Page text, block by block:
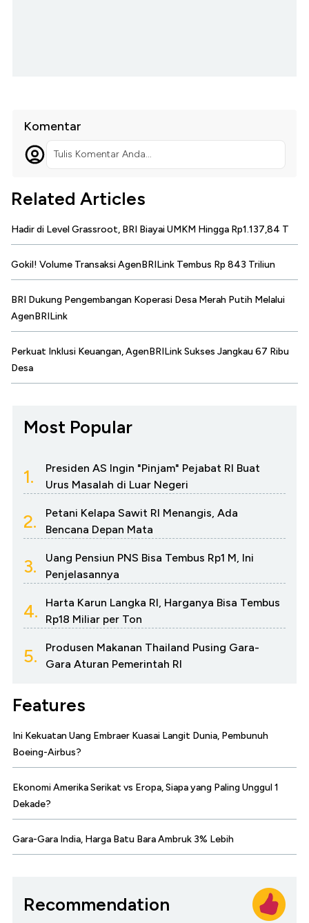
Komentar
Tulis Komentar Anda...
Related Articles
Hadir di Level Grassroot, BRI Biayai UMKM Hingga Rp1.137,84 T
Gokil! Volume Transaksi AgenBRILink Tembus Rp 843 Triliun
BRI Dukung Pengembangan Koperasi Desa Merah Putih Melalui
AgenBRILink
Perkuat Inklusi Keuangan, AgenBRILink Sukses Jangkau 67 Ribu
Desa
Most Popular
1.
Presiden AS Ingin "Pinjam" Pejabat RI Buat
Urus Masalah di Luar Negeri
2.
Petani Kelapa Sawit RI Menangis, Ada
Bencana Depan Mata
3.
Uang Pensiun PNS Bisa Tembus Rp1 M, Ini
Penjelasannya
4.
Harta Karun Langka RI, Harganya Bisa Tembus
Rp18 Miliar per Ton
5.
Produsen Makanan Thailand Pusing Gara-
Gara Aturan Pemerintah RI
Features
Ini Kekuatan Uang Embraer Kuasai Langit Dunia, Pembunuh
Boeing-Airbus?
Ekonomi Amerika Serikat vs Eropa, Siapa yang Paling Unggul 1
Dekade?
Gara-Gara India, Harga Batu Bara Ambruk 3% Lebih
Recommendation